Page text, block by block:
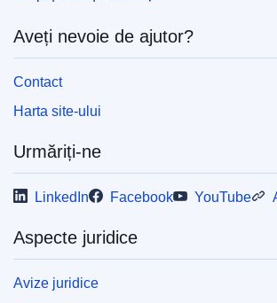
Aveți nevoie de ajutor?
Contact
Harta site-ului
Urmăriți-ne
LinkedIn Facebook YouTube
Aspecte juridice
Avize juridice